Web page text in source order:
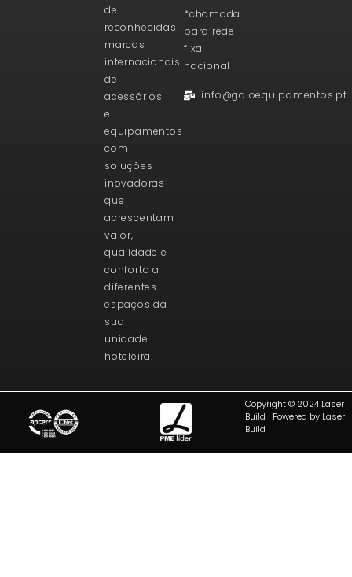
de
reconhecidas
marcas
internacionais
de
acessórios
e
equipamentos
com
soluções
inovadoras
que
acrescentam
valor,
qualidade e
conforto a
diferentes
espaços da
sua
unidade
hoteleira.
*chamada
para rede
fixa
nacional
info@galoequipamentos.pt
Copyright © 2024 Laser
Build | Powered by Laser
Build